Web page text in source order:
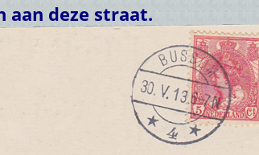
aan deze straat.